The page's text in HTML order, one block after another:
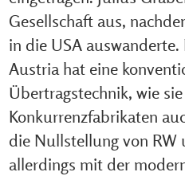
Gesellschaft aus,
in die USA
Austria hat eine
Übertragstechnik, wie
Konkurrenzfabrikaten
die Nullstellung von RW
allerdings mit der